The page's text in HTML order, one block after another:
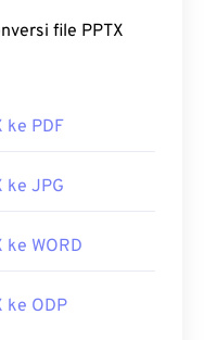
file PPTX
ke PDF
ke JPG
ke WORD
ke ODP